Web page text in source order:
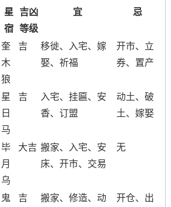
星
宿
吉凶
等级
宜 忌
奎
木
狼
吉
移徙、入宅、嫁
娶、祈福
开市、立
券、置产
星
日
马
吉
入宅、挂匾、安
香、订盟
动土、破
土、嫁娶
毕
月
乌
大吉 搬家、入宅、安
床、开市、交易
无
鬼
吉
搬家、修造、动
开仓、出